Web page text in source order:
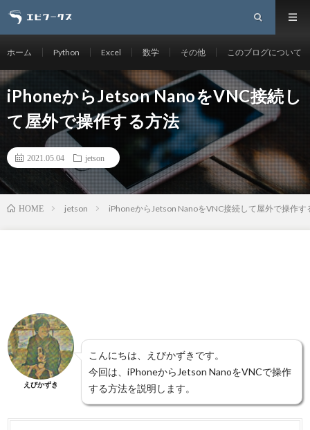
ホーム Python Excel 数学 その他 このブログについて
iPhoneからJetson NanoをVNC接続し
て屋外で操作する方法
2021.05.04 jetson
HOME jetson iPhoneからJetson NanoをVNC接続して屋外で操作す
えびかずき
こんにちは、えびかずきです。
今回は、iPhoneからJetson NanoをVNCで操作
する方法を説明します。